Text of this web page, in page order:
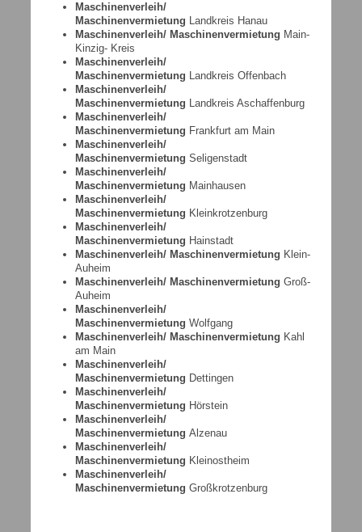
Maschinenverleih/
Maschinenvermietung Landkreis Hanau
Maschinenverleih/ Maschinenvermietung Main-
Kinzig- Kreis
Maschinenverleih/
Maschinenvermietung Landkreis Offenbach
Maschinenverleih/
Maschinenvermietung Landkreis Aschaffenburg
Maschinenverleih/
Maschinenvermietung Frankfurt am Main
Maschinenverleih/
Maschinenvermietung Seligenstadt
Maschinenverleih/
Maschinenvermietung Mainhausen
Maschinenverleih/
Maschinenvermietung Kleinkrotzenburg
Maschinenverleih/
Maschinenvermietung Hainstadt
Maschinenverleih/ Maschinenvermietung Klein-
Auheim
Maschinenverleih/ Maschinenvermietung Groß-
Auheim
Maschinenverleih/
Maschinenvermietung Wolfgang
Maschinenverleih/ Maschinenvermietung Kahl
am Main
Maschinenverleih/
Maschinenvermietung Dettingen
Maschinenverleih/
Maschinenvermietung Hörstein
Maschinenverleih/
Maschinenvermietung Alzenau
Maschinenverleih/
Maschinenvermietung Kleinostheim
Maschinenverleih/
Maschinenvermietung Großkrotzenburg